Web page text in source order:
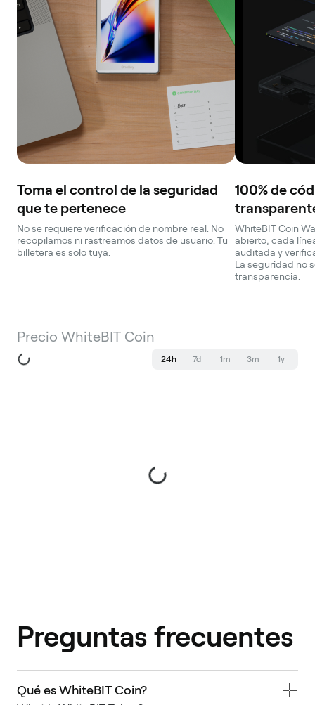
Toma el control de la seguridad
que te pertenece
No se requiere verificación de nombre real. No
recopilamos ni rastreamos datos de usuario. Tu
billetera es solo tuya.
100% de
WhiteBIT Coin
abierto; cada
auditada y
La seguridad no
transparencia.
Precio WhiteBIT Coin
24h 7d 1m 3m 1y
Preguntas frecuentes
Qué es WhiteBIT Coin?